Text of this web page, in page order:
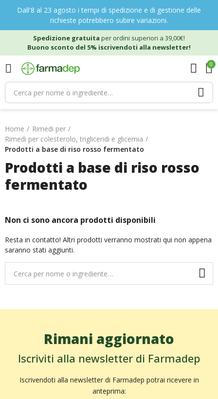
Dall'8 al 23 agosto i tempi di spedizione e di gestione delle
richieste potrebbero subire variazioni.
Spedizione gratuita per ordini superiori a 39,00€!
Buono sconto del 5% iscrivendoti alla newsletter!
0
Home
Rimedi per
Rimedi per colesterolo, trigliceridi e glicemia
Prodotti a base di riso rosso fermentato
Prodotti a base di riso rosso
fermentato
Non ci sono ancora prodotti disponibili
Resta in contatto! Altri prodotti verranno mostrati qui non appena
saranno stati aggiunti.
Rimani aggiornato
Iscriviti alla newsletter di Farmadep
Iscrivendoti alla newsletter di Farmadep potrai ricevere in
anteprima: